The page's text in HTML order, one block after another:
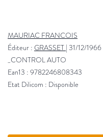
MAURIAC FRANCOIS
Éditeur : GRASSET | 31/12/1966
_CONTROL AUTO
Ean13 : 9782246808343
Etat Dilicom : Disponible